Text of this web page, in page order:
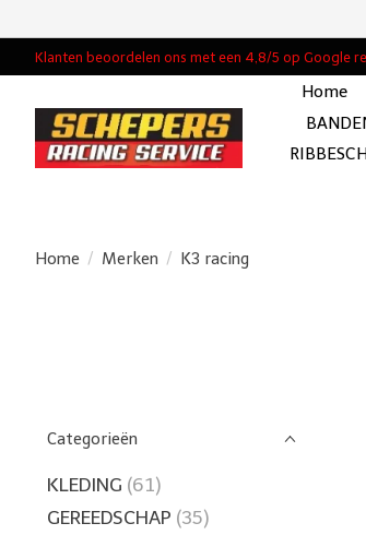
Klanten beoordelen ons met een 4,8/5 op Google
Home
Home / Merken / K3 racing
Categorieën
KLEDING (61)
GEREEDSCHAP (35)